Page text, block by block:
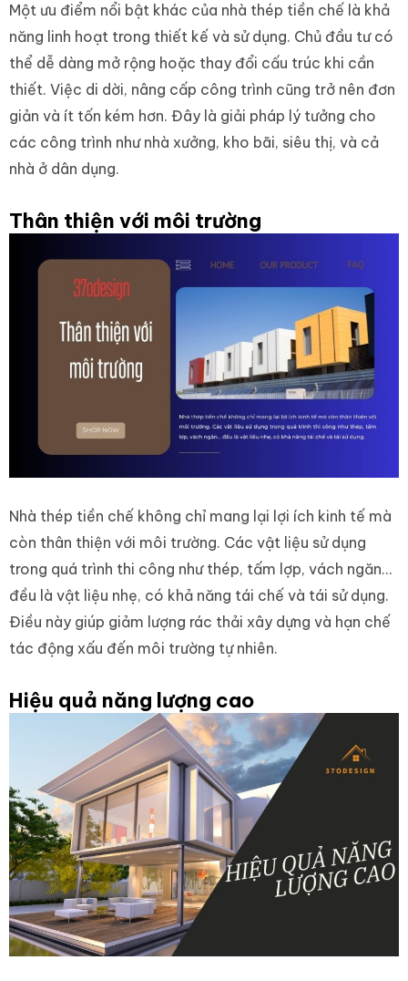
Một ưu điểm nổi bật khác của nhà thép tiền chế là khả
năng linh hoạt trong thiết kế và sử dụng. Chủ đầu tư có
thể dễ dàng mở rộng hoặc thay đổi cấu trúc khi cần
thiết. Việc di dời, nâng cấp công trình cũng trở nên đơn
giản và ít tốn kém hơn. Đây là giải pháp lý tưởng cho
các công trình như nhà xưởng, kho bãi, siêu thị, và cả
nhà ở dân dụng.
Thân thiện với môi trường
Nhà thép tiền chế không chỉ mang lại lợi ích kinh tế mà
còn thân thiện với môi trường. Các vật liệu sử dụng
trong quá trình thi công như thép, tấm lợp, vách ngăn…
đều là vật liệu nhẹ, có khả năng tái chế và tái sử dụng.
Điều này giúp giảm lượng rác thải xây dựng và hạn chế
tác động xấu đến môi trường tự nhiên.
Hiệu quả năng lượng cao